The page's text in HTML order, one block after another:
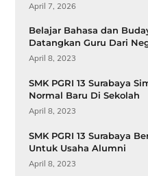
April 7, 2026
Belajar Bahasa dan
Datangkan Guru Dari
April 8, 2023
SMK PGRI 13 Surabaya
Normal Baru Di Sekolah
April 8, 2023
SMK PGRI 13 Surabaya
Untuk Usaha Alumni
April 8, 2023